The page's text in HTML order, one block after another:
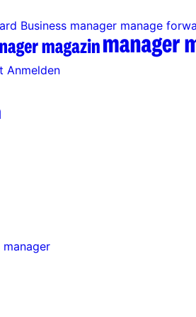
Business manager manage
Anmelden
manager